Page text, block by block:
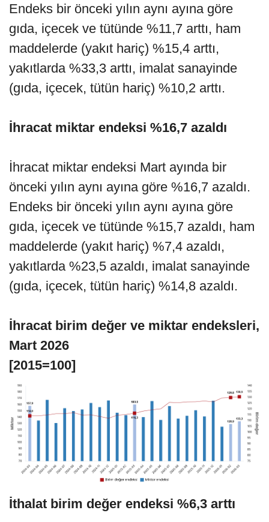
Endeks bir önceki yılın aynı ayına göre
gıda, içecek ve tütünde %11,7 arttı, ham
maddelerde (yakıt hariç) %15,4 arttı,
yakıtlarda %33,3 arttı, imalat sanayinde
(gıda, içecek, tütün hariç) %10,2 arttı.
İhracat miktar endeksi %16,7 azaldı
İhracat miktar endeksi Mart ayında bir
önceki yılın aynı ayına göre %16,7 azaldı.
Endeks bir önceki yılın aynı ayına göre
gıda, içecek ve tütünde %15,7 azaldı, ham
maddelerde (yakıt hariç) %7,4 azaldı,
yakıtlarda %23,5 azaldı, imalat sanayinde
(gıda, içecek, tütün hariç) %14,8 azaldı.
İhracat birim değer ve miktar endeksleri,
Mart 2026
[2015=100]
İthalat birim değer endeksi %6,3 arttı